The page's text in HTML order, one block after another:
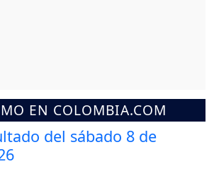
EN COLOMBIA.COM